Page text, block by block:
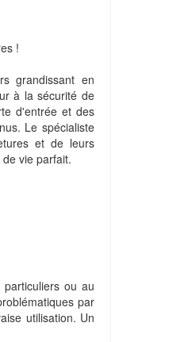
!
grandissant en
à la sécurité de
d'entrée et des
Le spécialiste
et de leurs
vie parfait.
ou au
par
utilisation. Un